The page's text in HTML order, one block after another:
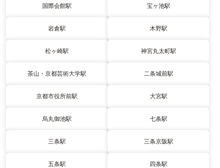
国際会館駅 宝ヶ池駅
岩倉駅 木野駅
松ヶ崎駅 神宮丸太町駅
茶山・京都芸術大学駅 二条城前駅
京都市役所前駅 大宮駅
烏丸御池駅 七条駅
三条駅 三条京阪駅
五条駅 四条駅